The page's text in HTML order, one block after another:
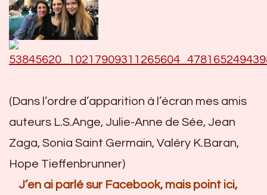
(Dans l’ordre d’apparition à l’écran mes amis
auteurs L.S.Ange, Julie-Anne de Sée, Jean
Zaga, Sonia Saint Germain, Valéry K.Baran,
Hope Tieffenbrunner)
J’en ai parlé sur Facebook, mais point ici,